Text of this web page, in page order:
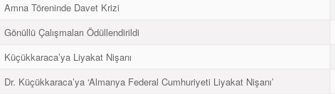
Amna Töreninde Davet Krizi
Gönüllü Çalışmaları Ödüllendirildi
Küçükkaraca’ya Liyakat Nişanı
Dr. Küçükkaraca’ya ‘Almanya Federal Cumhuriyeti Liyakat Nişanı’